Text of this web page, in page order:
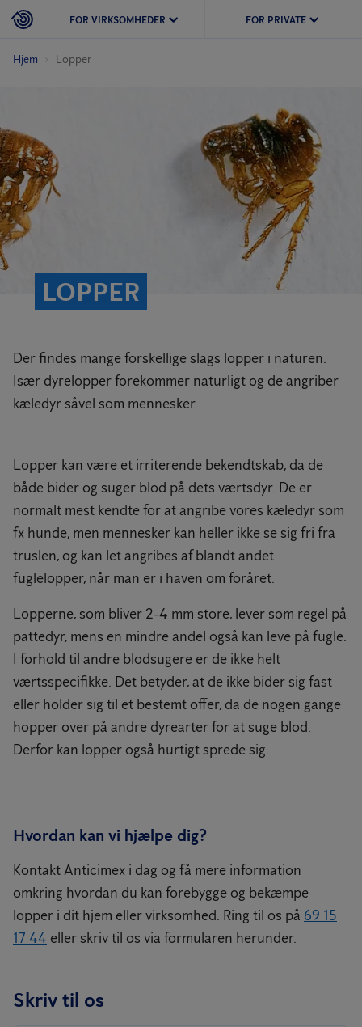
FOR VIRKSOMHEDER FOR PRIVATE
Hjem Lopper
LOPPER
Der findes mange forskellige slags lopper i naturen.
Især dyrelopper forekommer naturligt og de angriber
kæledyr såvel som mennesker.
Lopper kan være et irriterende bekendtskab, da de
både bider og suger blod på dets værtsdyr. De er
normalt mest kendte for at angribe vores kæledyr som
fx hunde, men mennesker kan heller ikke se sig fri fra
truslen, og kan let angribes af blandt andet
fuglelopper, når man er i haven om foråret.
Lopperne, som bliver 2-4 mm store, lever som regel på
pattedyr, mens en mindre andel også kan leve på fugle.
I forhold til andre blodsugere er de ikke helt
værtsspecifikke. Det betyder, at de ikke bider sig fast
eller holder sig til et bestemt offer, da de nogen gange
hopper over på andre dyrearter for at suge blod.
Derfor kan lopper også hurtigt sprede sig.
Hvordan kan vi hjælpe dig?
Kontakt Anticimex i dag og få mere information
omkring hvordan du kan forebygge og bekæmpe
lopper i dit hjem eller virksomhed. Ring til os på 69 15
17 44 eller skriv til os via formularen herunder.
Skriv til os